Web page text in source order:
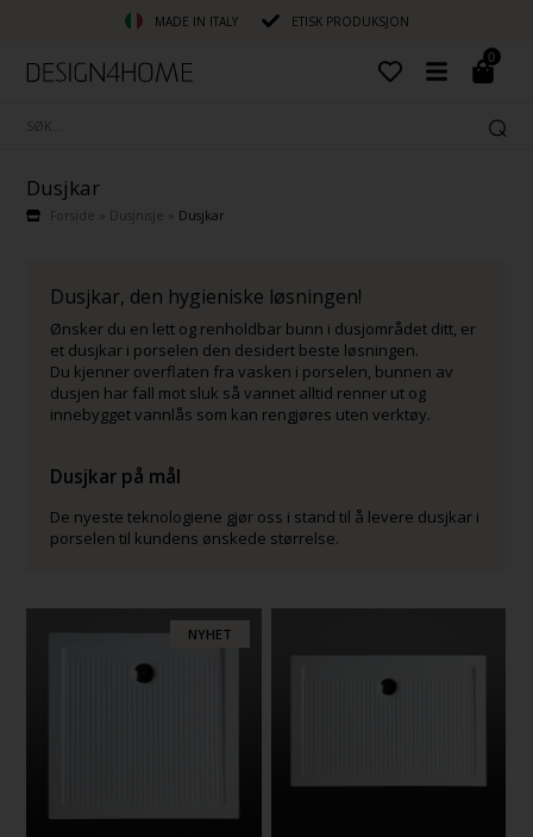
MADE IN ITALY ETISK PRODUKSJON
0
Dusjkar
Forside Dusjnisje Dusjkar
Dusjkar, den hygieniske løsningen!
Ønsker du en lett og renholdbar bunn i dusjområdet ditt, er
et dusjkar i porselen den desidert beste løsningen.
Du kjenner overflaten fra vasken i porselen, bunnen av
dusjen har fall mot sluk så vannet alltid renner ut og
innebygget vannlås som kan rengjøres uten verktøy.
Dusjkar på mål
De nyeste teknologiene gjør oss i stand til å levere dusjkar i
porselen til kundens ønskede størrelse.
NYHET